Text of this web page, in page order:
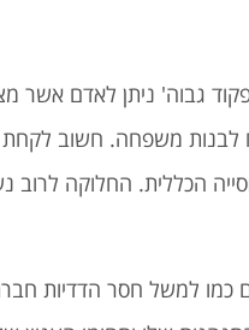
גבוה' ניתן לאדם
לבנות משפחה. חשוב
כמו למשל חסר הדדיות